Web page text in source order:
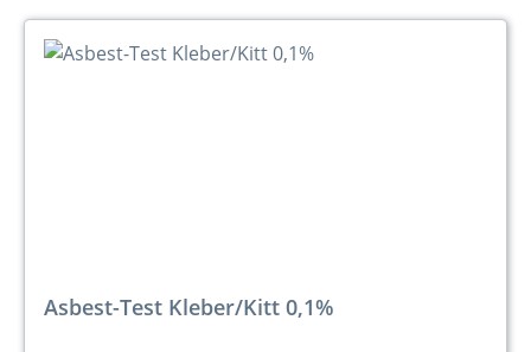
Asbest-Test Kleber/Kitt 0,1%